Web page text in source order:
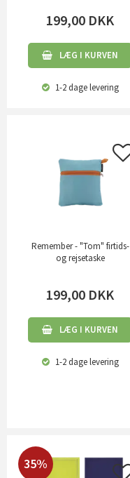
199,00 DKK
LÆG I KURVEN
1-2 dagelevering
Remember - "Tom" firtids-
og rejsetaske
199,00 DKK
LÆG I KURVEN
1-2 dagelevering
35%